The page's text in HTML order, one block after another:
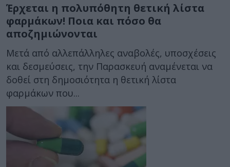
Έρχεται η πολυπόθητη θετική λίστα
φαρμάκων! Ποια και πόσο θα
αποζημιώνονται
Μετά από αλλεπάλληλες αναβολές, υποσχέσεις
και δεσμεύσεις, την Παρασκευή αναμένεται να
δοθεί στη δημοσιότητα η θετική λίστα
φαρμάκων που...